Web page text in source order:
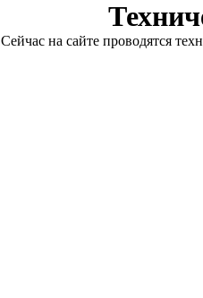
Сейчас на сайте проводятся